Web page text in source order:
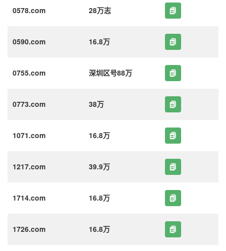
0578.com 28万志
0590.com 16.8万
0755.com 深圳区号88万
0773.com 38万
1071.com 16.8万
1217.com 39.9万
1714.com 16.8万
1726.com 16.8万